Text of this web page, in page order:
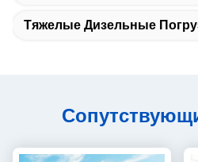
Тяжелые Дизельные